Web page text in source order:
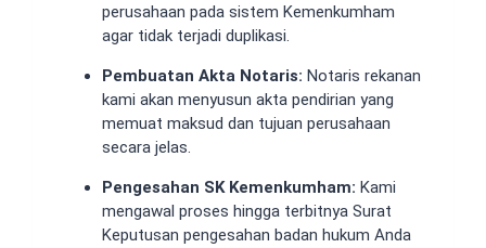
perusahaan pada sistem Kemenkumham
agar tidak terjadi duplikasi.
Pembuatan Akta Notaris: Notaris rekanan
kami akan menyusun akta pendirian yang
memuat maksud dan tujuan perusahaan
secara jelas.
Pengesahan SK Kemenkumham: Kami
mengawal proses hingga terbitnya Surat
Keputusan pengesahan badan hukum Anda